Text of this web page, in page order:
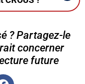
? Partagez-le
concerner
future